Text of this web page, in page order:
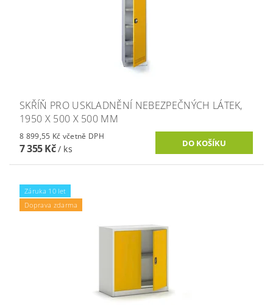
SKŘÍŇ PRO USKLADNĚNÍ NEBEZPEČNÝCH LÁTEK,
1950 X 500 X 500 MM
8 899,55 Kč včetně DPH
7 355 Kč/ ks
Záruka 10 let
Doprava zdarma